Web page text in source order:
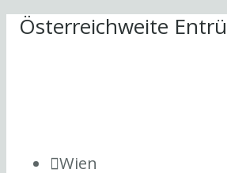
Österreichweite
Wien